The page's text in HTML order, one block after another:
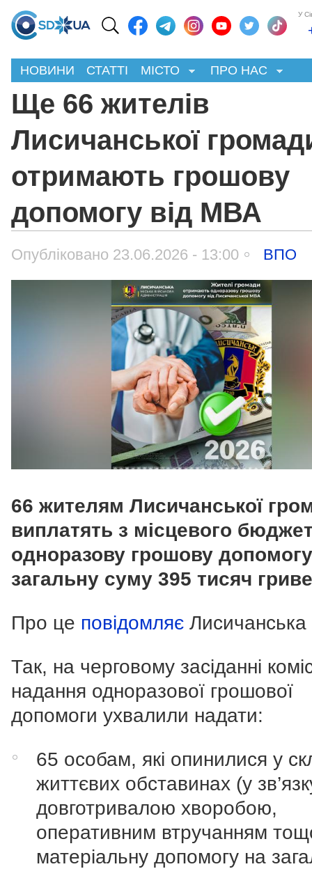
У
НОВИНИ СТАТТІ МІСТО ПРО НАС
Ще 66 жителів
Лисичанської
отримають грошову
допомогу від МВА
Опубліковано 23.06.2026 - 13:00 ВПО
66 жителям Лисичанської
виплатять з місцевого
одноразову грошову
загальну суму 395 тисяч
Про це повідомляє
Так, на черговому засіданні
надання одноразової грошової
допомоги ухвалили надати:
65 особам, які опинилися у
життєвих обставинах (у
довготривалою хворобою,
оперативним втручанням
матеріальну допомогу на